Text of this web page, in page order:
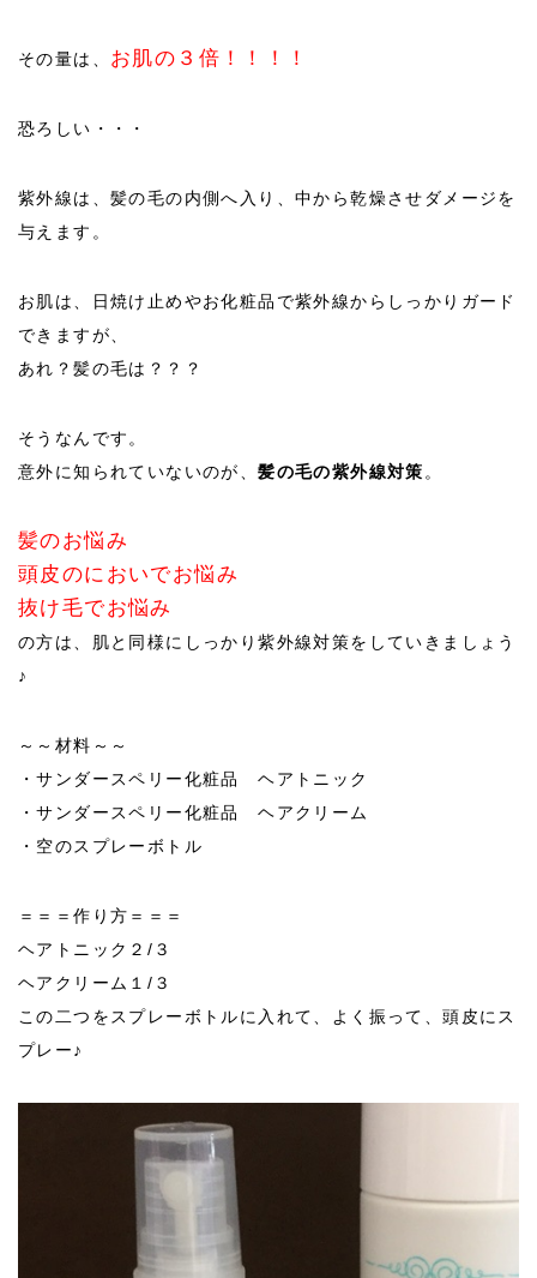
その量は、 お肌の３倍！！！！
恐ろしい・・・
紫外線は、髪の毛の内側へ入り、中から乾燥させダメージを
与えます。
お肌は、日焼け止めやお化粧品で紫外線からしっかりガード
できますが、
あれ？髪の毛は？？？
そうなんです。
意外に知られていないのが、髪の毛の紫外線対策 。
髪のお悩み
頭皮のにおいでお悩み
抜け毛でお悩み
の方は、肌と同様にしっかり紫外線対策をしていきましょう
♪
～～材料～～
・サンダースペリー化粧品 ヘアトニック
・サンダースペリー化粧品 ヘアクリーム
・空のスプレーボトル
＝＝＝作り方＝＝＝
ヘアトニック２/３
ヘアクリーム１/３
この二つをスプレーボトルに入れて、よく振って、頭皮にス
プレー♪